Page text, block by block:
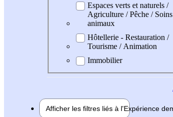
Espaces verts et naturels /
Agriculture / Pêche /
animaux
Hôtellerie - Restauration /
Tourisme / Animation
Immobilier
Afficher les filtres liés à l'Expérience